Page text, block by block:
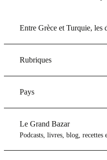
Entre Grèce et Turquie, les
Rubriques
Pays
Le Grand Bazar
Podcasts, livres, blog, recettes